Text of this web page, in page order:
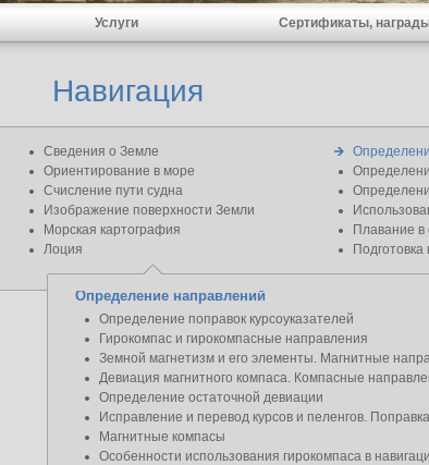
Услуги Сертификаты,
Навигация
Сведения о Земле
Ориентирование в море
Счисление пути судна
Изображение поверхности Земли
Морская картография
Лоция
Плавание в
Подготовка
Определение направлений
Определение поправок курсоуказателей
Гирокомпас и гирокомпасные направления
Земной магнетизм и его элементы. Магнитные
Девиация магнитного компаса. Компасные
Определение остаточной девиации
Исправление и перевод курсов и пеленгов.
Магнитные компасы
Особенности использования гирокомпаса в